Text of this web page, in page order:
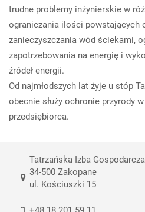
trudne problemy inżynierskie w
ograniczania ilości powstających
zanieczyszczania wód ściekami,
zapotrzebowania na energię i
źródeł energii.
Od najmłodszych lat żyje u stóp
obecnie służy ochronie przyrody
przedsiębiorca.
Tatrzańska Izba Gospodarcza
34-500 Zakopane
ul. Kościuszki 15